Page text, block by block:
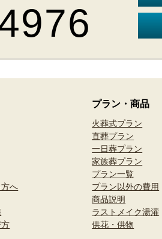
へ
プラン・商品
火葬式プラン
直葬プラン
一日葬プラン
家族葬プラン
プラン一覧
プラン以外の費用
商品説明
ラストメイク湯灌
供花・供物